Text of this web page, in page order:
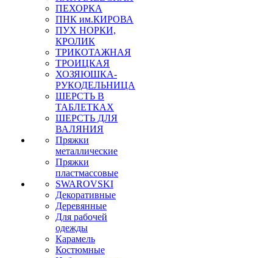
ПЕХОРКА
ПНК им.КИРОВА
ПУХ НОРКИ,
КРОЛИК
ТРИКОТАЖНАЯ
ТРОИЦКАЯ
ХОЗЯЮШКА-
РУКОДЕЛЬНИЦА
ШЕРСТЬ В
ТАБЛЕТКАХ
ШЕРСТЬ ДЛЯ
ВАЛЯНИЯ
Пряжки
металлические
Пряжки
пластмассовые
SWAROVSKI
Декоративные
Деревянные
Для рабочей
одежды
Карамель
Костюмные